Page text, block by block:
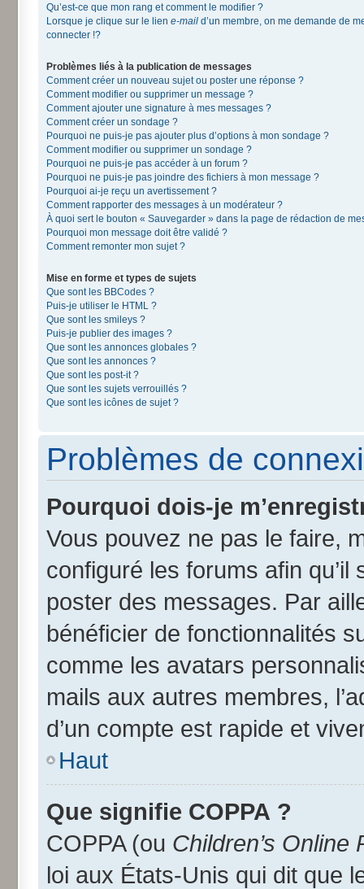
Qu’est-ce que mon rang et comment le modifier ?
Lorsque je clique sur le lien e-mail d’un membre, on me demande de
connecter !?
Problèmes liés à la publication de messages
Comment créer un nouveau sujet ou poster une réponse ?
Comment modifier ou supprimer un message ?
Comment ajouter une signature à mes messages ?
Comment créer un sondage ?
Pourquoi ne puis-je pas ajouter plus d’options à mon sondage ?
Comment modifier ou supprimer un sondage ?
Pourquoi ne puis-je pas accéder à un forum ?
Pourquoi ne puis-je pas joindre des fichiers à mon message ?
Pourquoi ai-je reçu un avertissement ?
Comment rapporter des messages à un modérateur ?
À quoi sert le bouton « Sauvegarder » dans la page de rédaction de
Pourquoi mon message doit être validé ?
Comment remonter mon sujet ?
Mise en forme et types de sujets
Que sont les BBCodes ?
Puis-je utiliser le HTML ?
Que sont les smileys ?
Puis-je publier des images ?
Que sont les annonces globales ?
Que sont les annonces ?
Que sont les post-it ?
Que sont les sujets verrouillés ?
Que sont les icônes de sujet ?
Problèmes de
Pourquoi dois-je
Vous pouvez ne pas le faire,
configuré les forums afin
poster des messages. Par
bénéficier de fonctionnalités
comme les avatars
mails aux autres membres,
d’un compte est rapide et
Haut
Que signifie COPPA ?
COPPA (ou Children’s
loi aux États-Unis qui dit que